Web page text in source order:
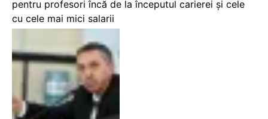
pentru profesori încă de la începutul carierei și cele
cu cele mai mici salarii